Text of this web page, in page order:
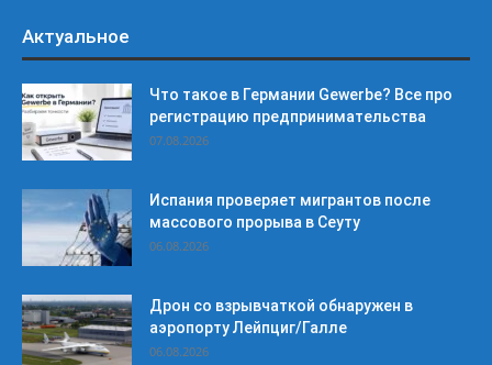
Актуальное
Что такое в Германии Gewerbe? Все про
регистрацию предпринимательства
07.08.2026
Испания проверяет мигрантов после
массового прорыва в Сеуту
06.08.2026
Дрон со взрывчаткой обнаружен в
аэропорту Лейпциг/Галле
06.08.2026